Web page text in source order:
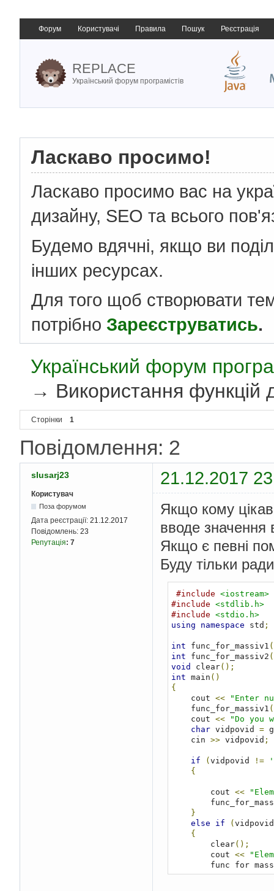
Форум Користувачі Правила Пошук Реєстрація
REPLACE
Український форум програмістів
Ласкаво просимо!
Ласкаво просимо вас на
дизайну, SEO та всього
Будемо вдячні, якщо ви
інших ресурсах.
Для того щоб створювати
потрібно Зареєструватись.
Український форум
→ Використання
Сторінки 1
Повідомлення: 2
slusarj23 21.12.2017
Користувач
Поза форумом
Дата реєстрації: 21.12.2017
Повідомлень: 23
Репутація: 7
Якщо кому
вводе значення
Якщо є певні
Буду тільки
#include <iostream>
#include <stdlib.h>
#include <stdio.h>
using
namespace std ;
int func_for_massiv1
int func_for_massiv2
void
clear();
int main ()
{
    cout
<<
"Enter
    func_for_massiv1
    cout
<<
"Do you
char vidpovid =
    cin
>> vidpovid ;
if ( vidpovid !=
{
        cout
<<
}
else
if (
{
        clear
();
        cout
<<
}